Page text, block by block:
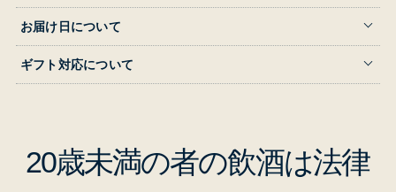
お届け日について
ギフト対応について
20歳未満の者の飲酒は法律